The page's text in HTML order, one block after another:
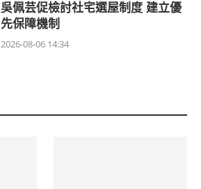
吳佩芸促檢討社宅選屋制度 建立優
先保障機制
2026-08-06 14:34